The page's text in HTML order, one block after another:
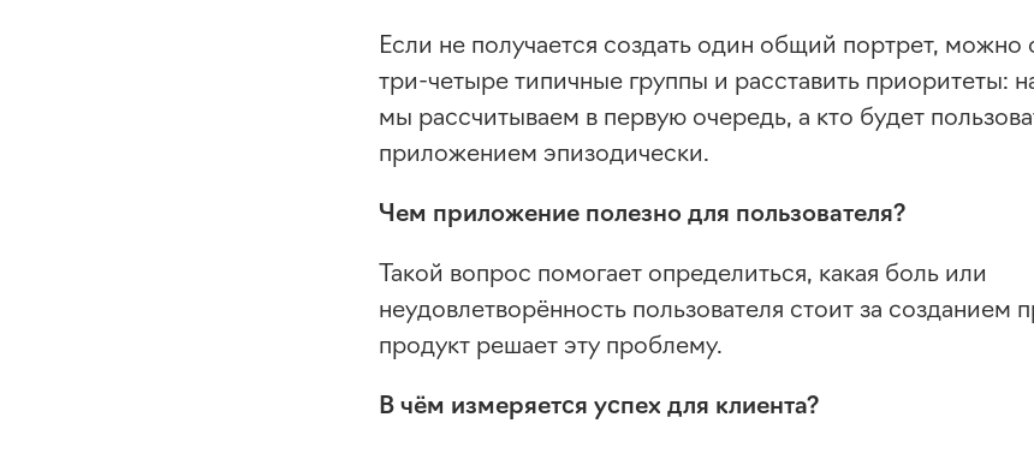
Если не получается создать один общий портрет, можно
три-четыретипичные группы и расставить приоритеты:
мы рассчитываем в первую очередь, а кто будет
приложением эпизодически.
Чем приложение полезно для пользователя?
Такой вопрос помогает определиться, какая боль или
неудовлетворённость пользователя стоит за созданием
продукт решает эту проблему.
В чём измеряется успех для клиента?